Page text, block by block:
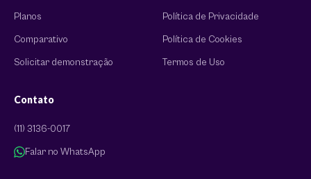
Planos
Comparativo
Solicitar demonstração
Política de Privacidade
Política de Cookies
Termos de Uso
Contato
(11) 3136-0017
Falar no WhatsApp